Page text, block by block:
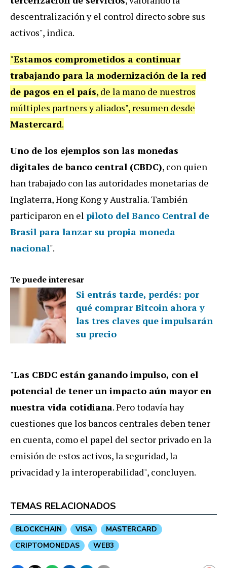
descentralización y el control directo sobre sus
activos", indica.
"Estamos comprometidos a continuar
trabajando para la modernización de la red
de pagos en el país, de la mano de nuestros
múltiples partners y aliados", resumen desde
Mastercard.
Uno de los ejemplos son las monedas
digitales de banco central (CBDC), con quien
han trabajado con las autoridades monetarias de
Inglaterra, Hong Kong y Australia. También
participaron en el piloto del Banco Central de
Brasil para lanzar su propia moneda
nacional".
Te puede interesar
Si entrás tarde, perdés: por
qué comprar Bitcoin ahora y
las tres claves que impulsarán
su precio
"Las CBDC están ganando impulso, con el
potencial de tener un impacto aún mayor en
nuestra vida cotidiana. Pero todavía hay
cuestiones que los bancos centrales deben tener
en cuenta, como el papel del sector privado en la
emisión de estos activos, la seguridad, la
privacidad y la interoperabilidad", concluyen.
TEMAS RELACIONADOS
BLOCKCHAIN VISA
MASTERCARD
CRIPTOMONEDAS
WEB3